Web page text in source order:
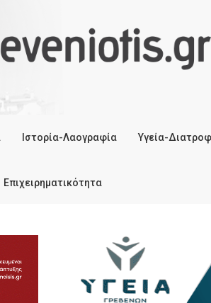
Ιστορία-Λαογραφία Υγεία-
Επιχειρηματικότητα